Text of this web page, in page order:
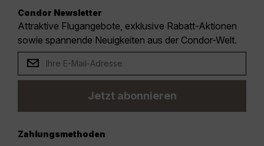
Condor Newsletter
Attraktive Flugangebote, exklusive Rabatt-Aktionen
sowie spannende Neuigkeiten aus der Condor-Welt.
Jetzt abonnieren
Zahlungsmethoden